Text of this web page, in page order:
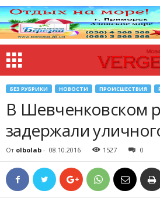
БЕЗ РУБРИКИ НОВОСТИ ПРОИСШЕСТВИЯ
В Шевченковском
задержали
От olbolab - 08.10.2016 1527 0